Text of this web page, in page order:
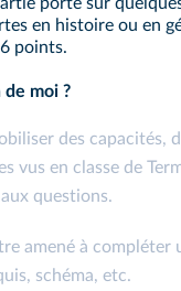
en histoire ou en
points.
moi ?
des capacités,
vus en classe de
questions.
amené à compléter
schéma, etc.